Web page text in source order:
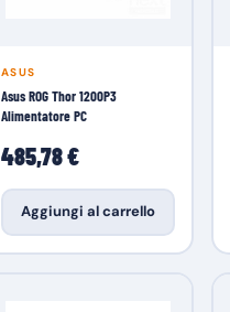
ASUS
Asus ROG Thor 1200P3
Alimentatore PC
485,78 €
Aggiungi al carrello